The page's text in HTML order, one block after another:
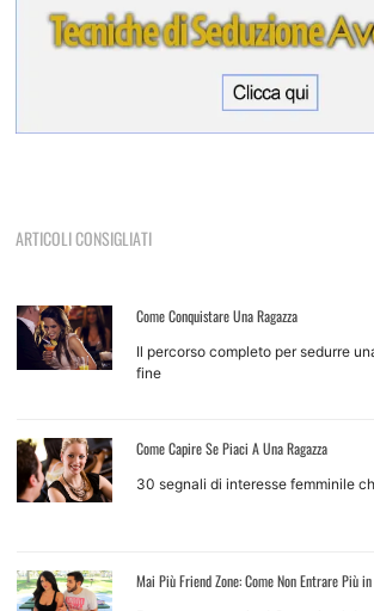
ARTICOLI CONSIGLIATI
Come Conquistare Una Ragazza
Il percorso completo per sedurre
fine
Come Capire Se Piaci A Una Ragazza
30 segnali di interesse femminile
Mai Più Friend Zone: Come Non Entrare Più